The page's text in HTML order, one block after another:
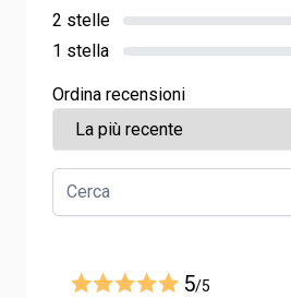
2 stelle
1 stella
Ordina recensioni
5/5